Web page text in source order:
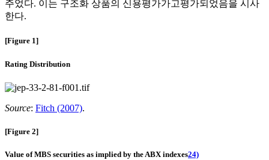
주었다. 이는 구조화 상품의 신용평가가고평가되었음을 시사
한다.
[Figure 1]
Rating Distribution
Source: Fitch (2007).
[Figure 2]
Value of MBS securities as implied by the ABX indexes24)